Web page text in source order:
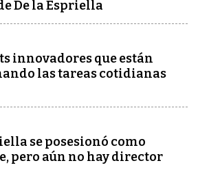
De la Espriella
innovadores que están
las tareas cotidianas
se posesionó como
pero aún no hay director